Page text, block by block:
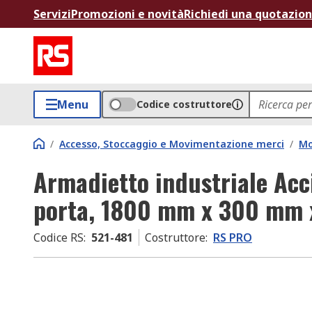
ServiziPromozioni e novitàRichiedi una
Menu Codice costruttore
/ Accesso, Stoccaggio e Movimentazione merci /
Armadietto industriale
porta, 1800 mm x 300
Codice RS: 521-481 Costruttore: RS PRO